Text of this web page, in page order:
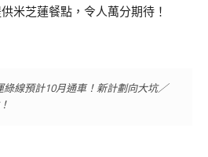
米芝蓮餐點，令人萬分期待！
綠線預計10月通車！新計劃向大坑／